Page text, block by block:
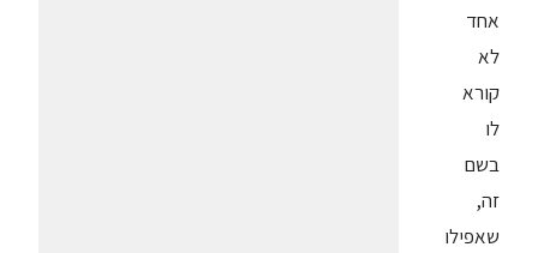
אחד
לא
קורא
לו
בשם
זה,
שאפילו